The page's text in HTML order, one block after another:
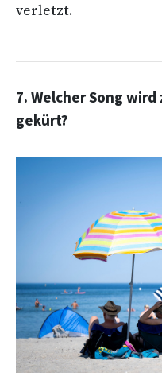
verletzt.
7. Welcher Song
gekürt?